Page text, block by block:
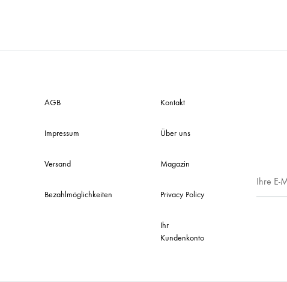
AGB
Impressum
Versand
Bezahlmöglichkeiten
Kontakt
Über uns
Magazin
Privacy Policy
Ihr
Kundenkonto